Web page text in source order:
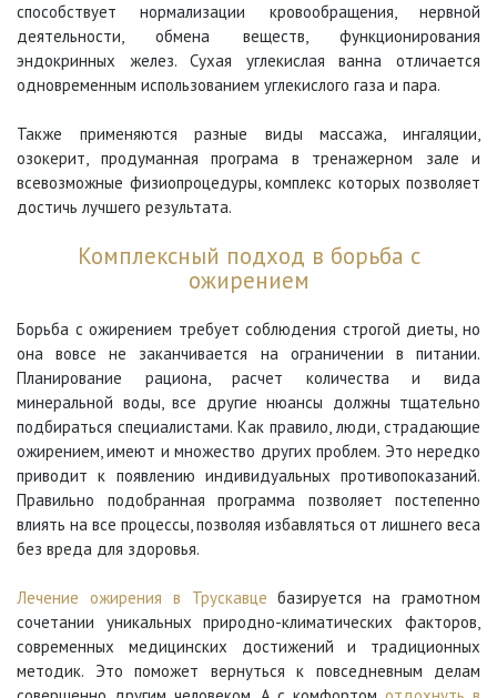
способствует нормализации кровообращения, нервной
деятельности, обмена веществ, функционирования
эндокринных желез. Сухая углекислая ванна отличается
одновременным использованием углекислого газа и пара.
Также применяются разные виды массажа, ингаляции,
озокерит, продуманная програма в тренажерном зале и
всевозможные физиопроцедуры, комплекс которых позволяет
достичь лучшего результата.
Комплексный подход в борьба с
ожирением
Борьба с ожирением требует соблюдения строгой диеты, но
она вовсе не заканчивается на ограничении в питании.
Планирование рациона, расчет количества и вида
минеральной воды, все другие нюансы должны тщательно
подбираться специалистами. Как правило, люди, страдающие
ожирением, имеют и множество других проблем. Это нередко
приводит к появлению индивидуальных противопоказаний.
Правильно подобранная программа позволяет постепенно
влиять на все процессы, позволяя избавляться от лишнего веса
без вреда для здоровья.
Лечение ожирения в Трускавце базируется на грамотном
сочетании уникальных природно-климатических факторов,
современных медицинских достижений и традиционных
методик. Это поможет вернуться к повседневным делам